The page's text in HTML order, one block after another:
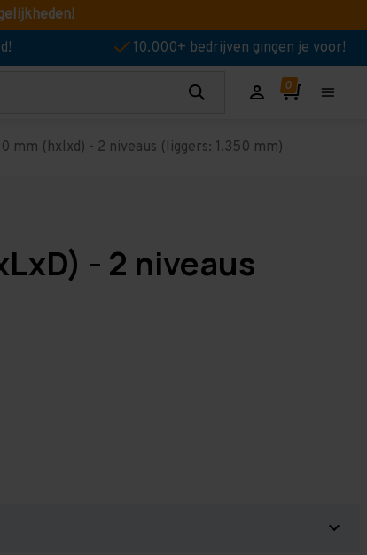
10.000+ bedrijven gingen je voor!
(hxlxd) - 2 niveaus (liggers: 1.350 mm)
- 2 niveaus